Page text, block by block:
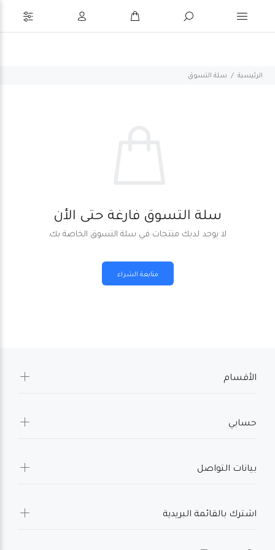
الرئيسية سلة التسوق
سلة التسوق فارغة حتى الأن
لا يوجد لديك منتجات في سلة التسوق الخاصة بك.
متابعة الشراء
الأقسام
حسابي
بيانات التواصل
اشترك بالقائمة البريدية